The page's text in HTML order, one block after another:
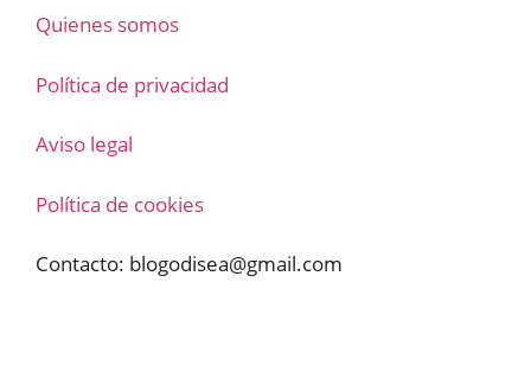
Quienes somos
Política de privacidad
Aviso legal
Política de cookies
Contacto: blogodisea@gmail.com